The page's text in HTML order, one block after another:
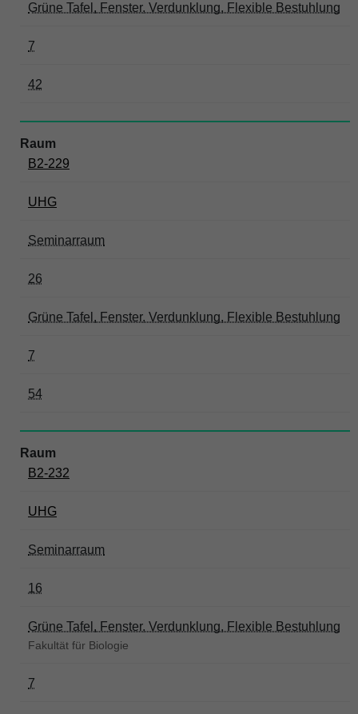
Grüne Tafel, Fenster, Verdunklung, Flexible Bestuhlung
7
42
B2-229
UHG
Seminarraum
26
Grüne Tafel, Fenster, Verdunklung, Flexible Bestuhlung
7
54
B2-232
UHG
Seminarraum
16
Grüne Tafel, Fenster, Verdunklung, Flexible Bestuhlung
Fakultät für Biologie
7